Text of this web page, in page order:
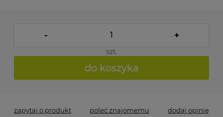
- +
szt.
do koszyka
zapytaj o produkt poleć znajomemu
dodaj opinię